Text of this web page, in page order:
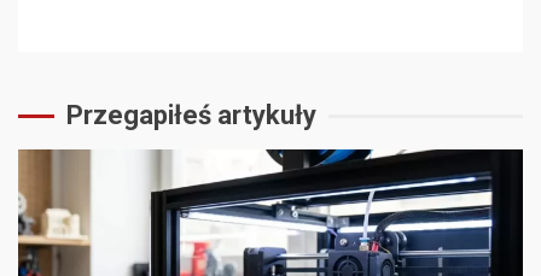
Przegapiłeś artykuły